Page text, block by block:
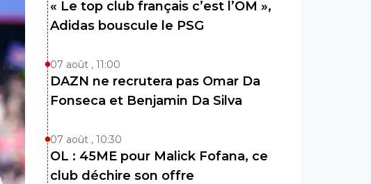
« Le top club français c’est l’OM »,
Adidas bouscule le PSG
07 août , 11:00
DAZN ne recrutera pas Omar Da
Fonseca et Benjamin Da Silva
07 août , 10:30
OL : 45ME pour Malick Fofana, ce
club déchire son offre